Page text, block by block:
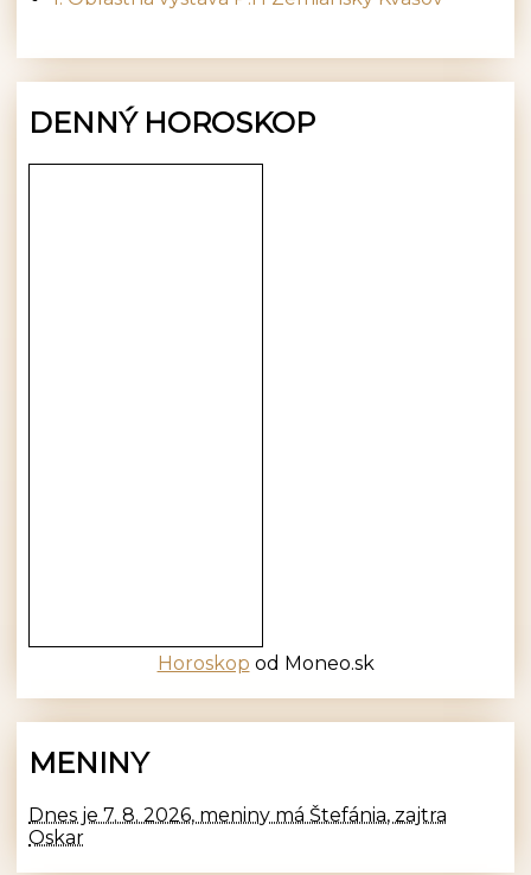
DENNÝ HOROSKOP
Horoskop od Moneo.sk
MENINY
Dnes je 7. 8. 2026, meniny má Štefánia, zajtra
Oskar